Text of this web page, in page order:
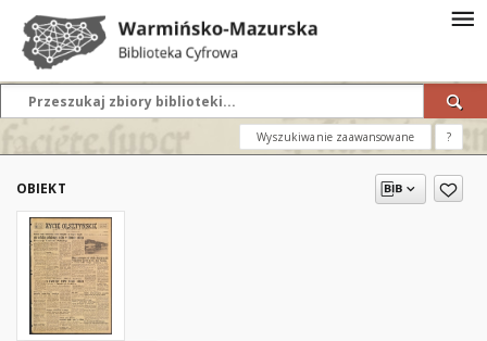
Wyszukiwanie zaawansowane ?
OBIEKT